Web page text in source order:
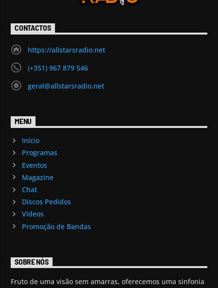
CONTACTOS
https://allstarsradio.net
(+351) 967 879 546
geral@allstarsradio.net
MENU
Início
Programas
Eventos
Magazine
Chat
Discos Pedidos
Vídeos
Promoção de Bandas
SOBRE NÓS
Fruto de uma visão sem amarras, oferecemos uma sinfonia